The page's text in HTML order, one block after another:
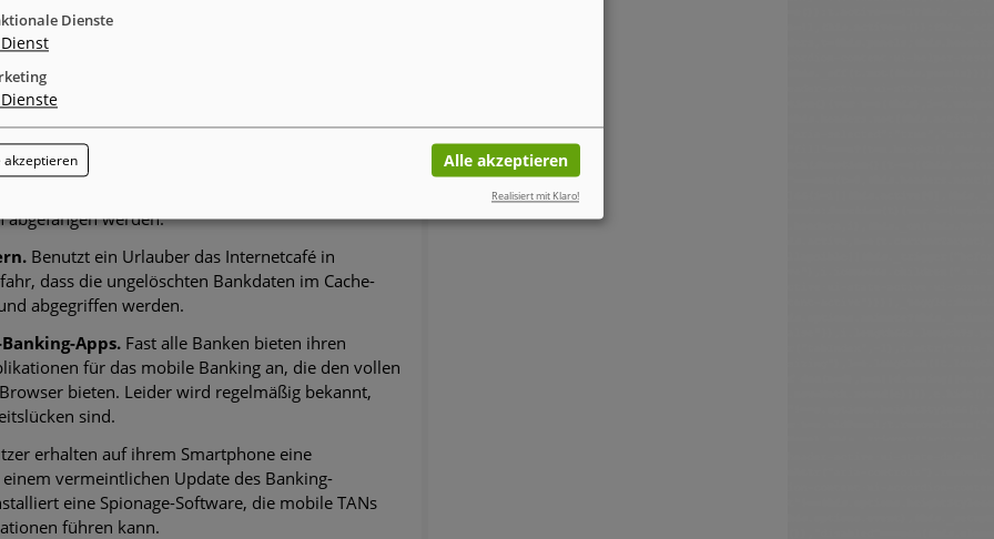
regelmäßig persönliche Banking-Daten auf dem
die findigen Räuber ggf. leichte Hand beim
Wer mobil Bankgeschäfte macht, sollte stets
PIN eingestellt zu haben und Dritten keinen Blick
abgefangen werden.
Benutzt ein Urlauber das Internetcafé in
dass die ungelöschten Bankdaten im Cache-
abgegriffen werden.
Apps.Fast alle Banken bieten ihren
für das mobile Banking an, die den vollen
bieten. Leider wird regelmäßig bekannt,
sind.
erhalten auf ihrem Smartphone eine
vermeintlichen Update des Banking-
eine Spionage-Software, die mobile TANs
führen kann.
Dienste
Dienst
Dienste
akzeptieren Alle akzeptieren
Realisiert mit Klaro!